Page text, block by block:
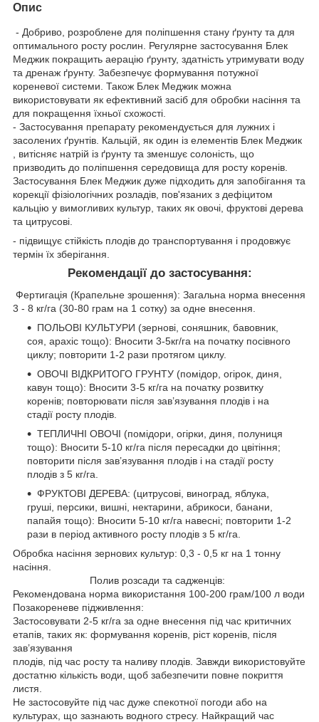
Опис
- Добриво, розроблене для поліпшення стану ґрунту та для
оптимального росту рослин. Регулярне застосування Блек
Меджик покращить аерацію ґрунту, здатність утримувати воду
та дренаж ґрунту. Забезпечує формування потужної
кореневої системи. Також Блек Меджик можна
використовувати як ефективний засіб для обробки насіння та
для покращення їхньої схожості.
- Застосування препарату рекомендується для лужних і
засолених ґрунтів. Кальцій, як один із елементів Блек Меджик
, витісняє натрій із ґрунту та зменшує солоність, що
призводить до поліпшення середовища для росту коренів.
Застосування Блек Меджик дуже підходить для запобігання та
корекції фізіологічних розладів, пов'язаних з дефіцитом
кальцію у вимогливих культур, таких як овочі, фруктові дерева
та цитрусові.
- підвищує стійкість плодів до транспортування і продовжує
термін їх зберігання.
Рекомендації до застосування:
Фертигація (Крапельне зрошення): Загальна норма внесення
3 - 8 кг/га (30-80 грам на 1 сотку) за одне внесення.
ПОЛЬОВІ КУЛЬТУРИ (зернові, соняшник, бавовник,
соя, арахіс тощо): Вносити 3-5кг/га на початку посівного
циклу; повторити 1-2 рази протягом циклу.
ОВОЧІ ВІДКРИТОГО ГРУНТУ (помідор, огірок, диня,
кавун тощо): Вносити 3-5 кг/га на початку розвитку
коренів; повторювати після зав’язування плодів і на
стадії росту плодів.
ТЕПЛИЧНІ ОВОЧІ (помідори, огірки, диня, полуниця
тощо): Вносити 5-10 кг/га після пересадки до цвітіння;
повторити після зав’язування плодів і на стадії росту
плодів з 5 кг/га.
ФРУКТОВІ ДЕРЕВА: (цитрусові, виноград, яблука,
груші, персики, вишні, нектарини, абрикоси, банани,
папайя тощо): Вносити 5-10 кг/га навесні; повторити 1-2
рази в період активного росту плодів з 5 кг/га.
Обробка насіння зернових культур: 0,3 - 0,5 кг на 1 тонну
насіння.
Полив розсади та садженців:
Рекомендована норма використання 100-200 грам/100 л води
Позакореневе підживлення:
Застосовувати 2-5 кг/га за одне внесення під час критичних
етапів, таких як: формування коренів, ріст коренів, після
зав’язування
плодів, під час росту та наливу плодів. Завжди використовуйте
достатню кількість води, щоб забезпечити повне покриття
листя.
Не застосовуйте під час дуже спекотної погоди або на
культурах, що зазнають водного стресу. Найкращий час